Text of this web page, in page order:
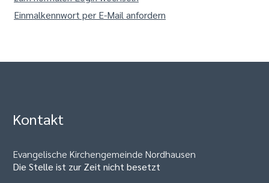
Einmalkennwort per E-Mail anfordern
Kontakt
Evangelische Kirchengemeinde Nordhausen
Die Stelle ist zur Zeit nicht besetzt